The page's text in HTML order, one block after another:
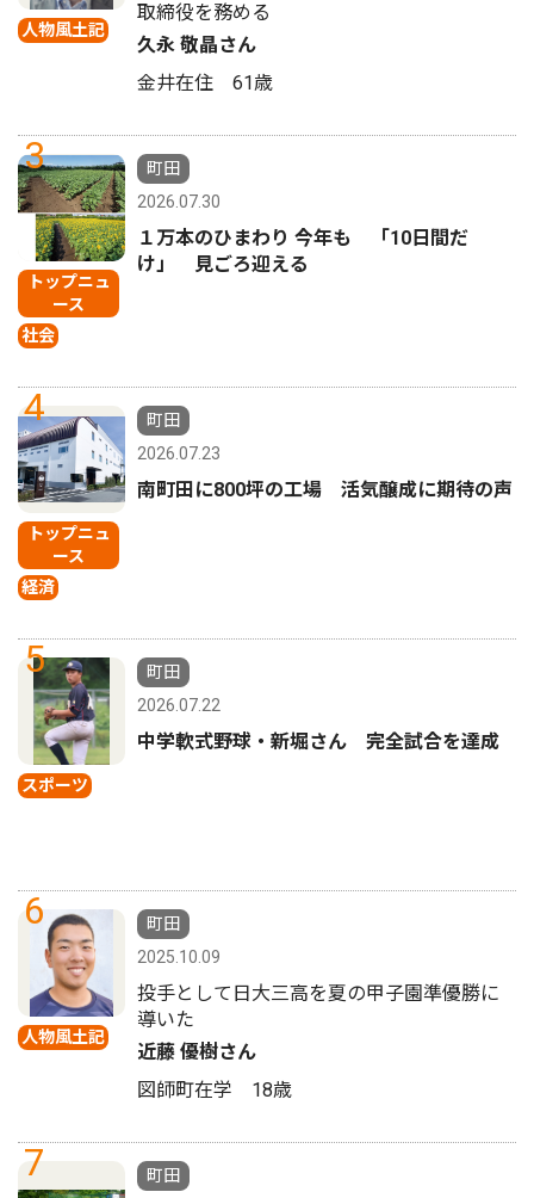
人物風土記
取締役を務める
久永 敬晶さん
金井在住 61歳
3
トップニュ
ース
社会
町田
2026.07.30
１万本のひまわり 今年も 「10日間だ
け」 見ごろ迎える
4
トップニュ
ース
経済
町田
2026.07.23
南町田に800坪の工場 活気醸成に期待の声
5
スポーツ
町田
2026.07.22
中学軟式野球・新堀さん 完全試合を達成
6
人物風土記
町田
2025.10.09
投手として日大三高を夏の甲子園準優勝に
導いた
近藤 優樹さん
図師町在学 18歳
7
町田